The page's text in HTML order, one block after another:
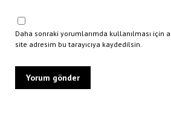
Daha sonraki yorumlarımda kullanılması için
site adresim bu tarayıcıya kaydedilsin.